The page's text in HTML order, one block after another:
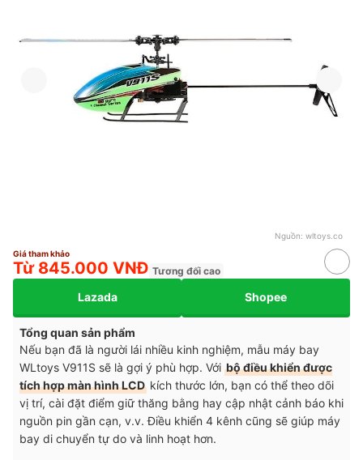
Nguồn: wltoys.co
Giá tham khảo
Từ 845.000 VNĐ Tương đối cao
Lazada Shopee
Tổng quan sản phẩm
Nếu bạn đã là người lái nhiều kinh nghiệm, mẫu máy bay
WLtoys V911S sẽ là gợi ý phù hợp. Với bộ điều khiển được
tích hợp màn hình LCD kích thước lớn, bạn có thể theo dõi
vị trí, cài đặt điểm giữ thăng bằng hay cập nhật cảnh báo khi
nguồn pin gần cạn, v.v. Điều khiển 4 kênh cũng sẽ giúp máy
bay di chuyển tự do và linh hoạt hơn.